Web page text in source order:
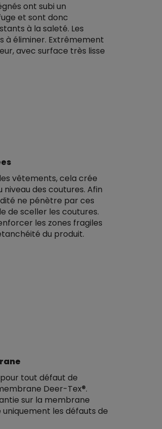
ont subi un
et sont donc
à la saleté. Les
à éliminer. Extrêmement
avec surface très lisse
vêtements, cela crée
des coutures. Afin
ne pénètre par ces
de sceller les coutures.
les zones fragiles
du produit.
tout défaut de
Deer-Tex®.
sur la membrane
les défauts de